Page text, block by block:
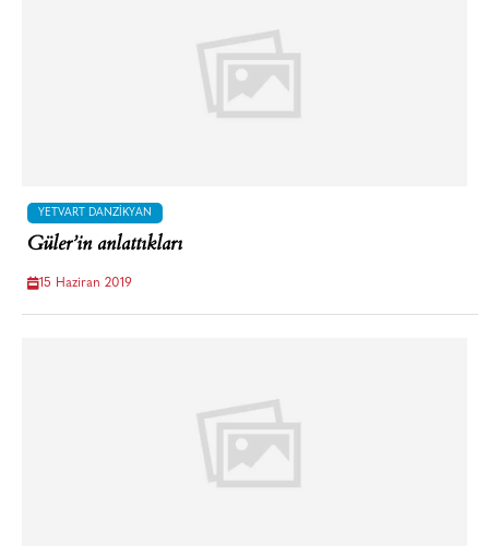
YETVART DANZIKYAN
Güler’in anlattıkları
15 Haziran 2019